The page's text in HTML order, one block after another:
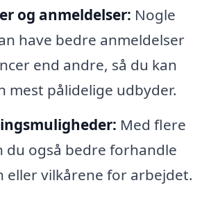
og anmeldelser: Nogle
have bedre anmeldelser
end andre, så du kan
mest pålidelige udbyder.
Med flere
du også bedre forhandle
eller vilkårene for arbejdet.